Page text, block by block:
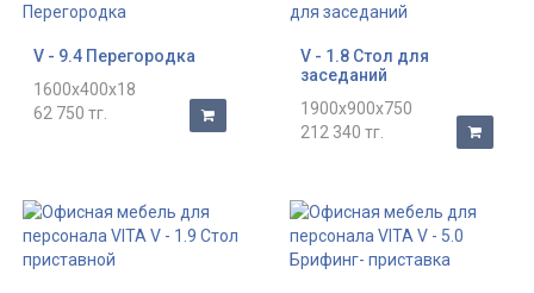
V - 9.4 Перегородка
1600x400x18
62 750 тг.
V - 1.8 Стол для
заседаний
1900x900x750
212 340 тг.